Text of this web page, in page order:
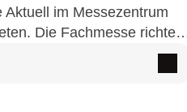
Aktuell im Messezentrum
Die Fachmesse richtet
u…